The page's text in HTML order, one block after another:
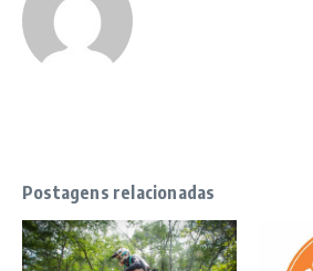
Postagens relacionadas